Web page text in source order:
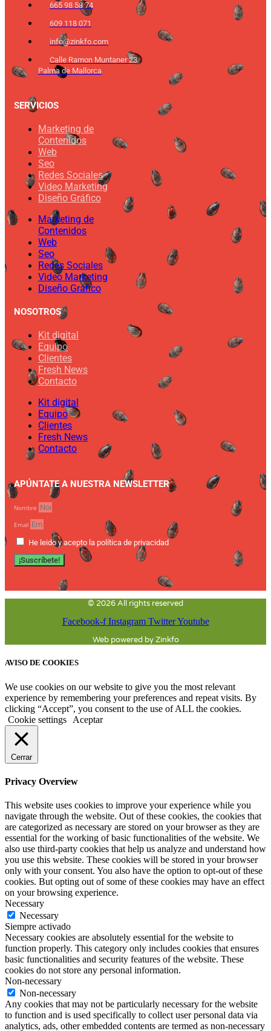
665 98 58 74
609 118 071
info@zinkfo.com
Calle Ramon Muntaner 23
Palma de Mallorca
SERVICIOS
Marketing de
Contenidos
Web
Seo
Redes Sociales
Video Marketing
Diseño Gráfico
Marketing de
Contenidos
Web
Seo
Redes Sociales
Video Marketing
Diseño Gráfico
NOSOTROS
Kit digital
Equipo
Clientes
Fresh News
Contacto
Kit digital
Equipo
Clientes
Fresh News
Contacto
APÚNTATE A NUESTRA NEWSLETTER
Nombre
Email
He leido y acepto la política de privacidad
¡Suscríbete!
© 2026 All rights reserved
Facebook-f Instagram Twitter Youtube
Web powered by Zinkfo
AVISO DE COOKIES
We use cookies on our website to give you the most relevant
experience by remembering your preferences and repeat visits. By
clicking “Accept”, you consent to the use of ALL the cookies.
Cookie settings
Aceptar
Cerrar
Privacy Overview
This website uses cookies to improve your experience while you
navigate through the website. Out of these cookies, the cookies that
are categorized as necessary are stored on your browser as they are
essential for the working of basic functionalities of the website. We
also use third-party cookies that help us analyze and understand how
you use this website. These cookies will be stored in your browser
only with your consent. You also have the option to opt-out of these
cookies. But opting out of some of these cookies may have an effect
on your browsing experience.
Necessary
Necessary
Siempre activado
Necessary cookies are absolutely essential for the website to
function properly. This category only includes cookies that ensures
basic functionalities and security features of the website. These
cookies do not store any personal information.
Non-necessary
Non-necessary
Any cookies that may not be particularly necessary for the website
to function and is used specifically to collect user personal data via
analytics, ads, other embedded contents are termed as non-necessary